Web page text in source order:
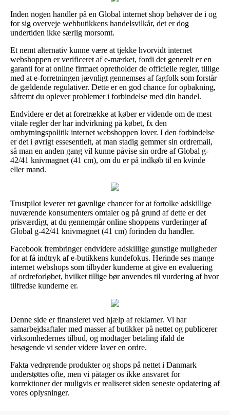
Inden nogen handler på en Global internet shop behøver de i og
for sig overveje webbutikkens handelsvilkår, det er dog
undertiden ikke særlig morsomt.
Et nemt alternativ kunne være at tjekke hvorvidt internet
webshoppen er verificeret af e-mærket, fordi det generelt er en
garanti for at online firmaet opretholder de officielle regler, tillige
med at e-forretningen jævnligt gennemses af fagfolk som forstår
de gældende regulativer. Dette er en god chance for opbakning,
såfremt du oplever problemer i forbindelse med din handel.
Endvidere er det at foretrække at køber er vidende om de mest
vitale regler der har indvirkning på købet, fx den
ombytningspolitik internet webshoppen lover. I den forbindelse
er det i øvrigt essesentielt, at man stadig gemmer sin ordremail,
så man en anden gang vil kunne påvise sin ordre af Global g-
42/41 knivmagnet (41 cm), om du er på indkøb til en kvinde
eller mand.
Trustpilot leverer ret gavnlige chancer for at fortolke adskillige
nuværende konsumenters omtaler og på grund af dette er det
prisværdigt, at du gennemgår online shoppens vurderinger af
Global g-42/41 knivmagnet (41 cm) forinden du handler.
Facebook frembringer endvidere adskillige gunstige muligheder
for at få indtryk af e-butikkens kundefokus. Herinde ses mange
internet webshops som tilbyder kunderne at give en evaluering
af ordreforløbet, hvilket tillige bør anvendes til vurdering af hvor
tilfredse kunderne er.
Denne side er finansieret ved hjælp af reklamer. Vi har
samarbejdsaftaler med masser af butikker på nettet og publicerer
virksomhedernes tilbud, og modtager betaling ifald de
besøgende vi sender videre laver en ordre.
Fakta vedrørende produkter og shops på nettet i Danmark
understøttes ofte, men vi påtager os ikke ansvaret for
korrektioner der muligvis er realiseret siden seneste opdatering af
vores oplysninger.